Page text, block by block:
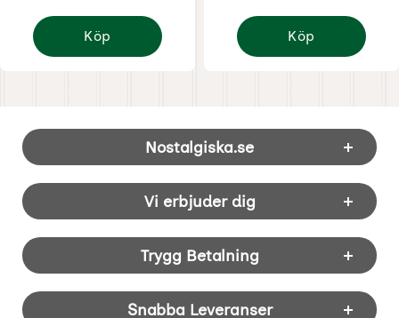
Köp
Disney Jul - Snövit the one
Köp
Disney Jul - Snövit
Sidfot Blandad info och länkar
Nostalgiska.se
Vi erbjuder dig
Trygg Betalning
Snabba Leveranser